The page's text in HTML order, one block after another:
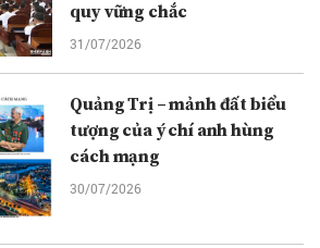
quy vững chắc
31/07/2026
Quảng Trị – mảnh đất biểu
tượng của ý chí anh hùng
cách mạng
30/07/2026